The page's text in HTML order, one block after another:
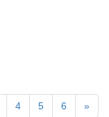
4 5 6 »